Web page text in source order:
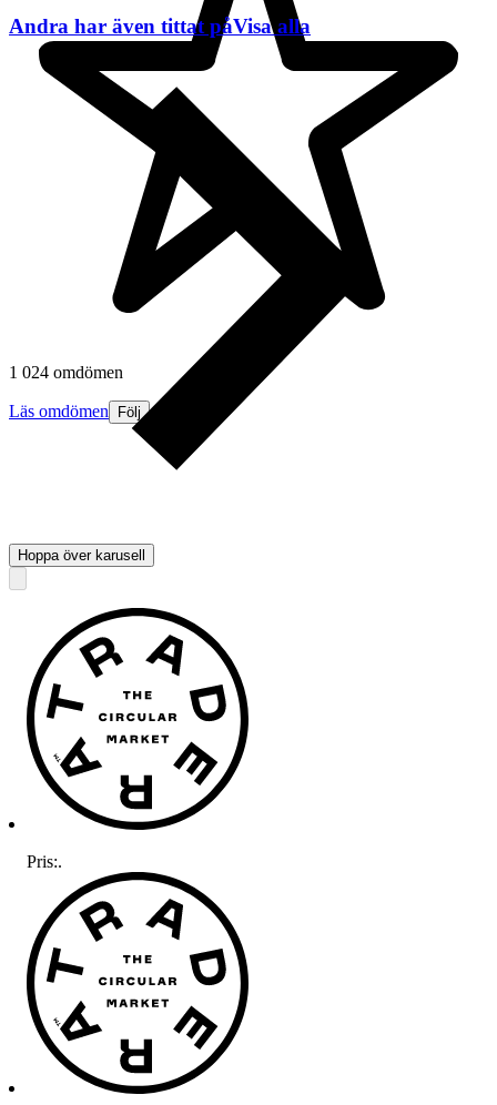
1 024 omdömen
Läs omdömen Följ
Andra har även tittat påVisa alla
Hoppa över karusell
Pris:.